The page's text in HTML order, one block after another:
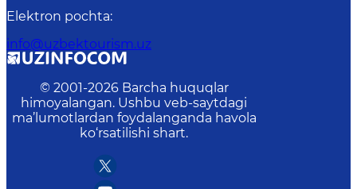
Elektron pochta:
info@uzbektourism.uz
© 2001-2026 Barcha huquqlar
himoyalangan. Ushbu veb-saytdagi
ma’lumotlardan foydalanganda havola
ko‘rsatilishi shart.